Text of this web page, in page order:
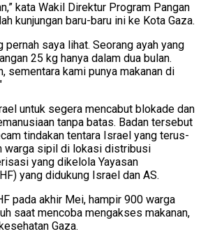
kata Wakil Direktur Program Pangan
kunjungan baru-baru ini ke Kota Gaza.
pernah saya lihat. Seorang ayah yang
25 kg hanya dalam dua bulan.
sementara kami punya makanan di
untuk segera mencabut blokade dan
tanpa batas. Badan tersebut
tindakan tentara Israel yang terus-
warga sipil di lokasi distribusi
yang dikelola Yayasan
yang didukung Israel dan AS.
pada akhir Mei, hampir 900 warga
saat mencoba mengakses makanan,
Gaza.